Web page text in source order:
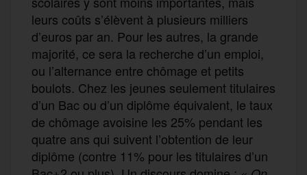
leurs coûts s’élèvent à plusieurs milliers
d’euros par an. Pour les autres, la grande
majorité, ce sera la recherche d’un emploi,
ou l’alternance entre chômage et petits
boulots. Chez les jeunes seulement titulaires
d’un Bac ou d’un diplôme équivalent, le taux
de chômage avoisine les 25% pendant les
quatre ans qui suivent l’obtention de leur
diplôme (contre 11% pour les titulaires d’un